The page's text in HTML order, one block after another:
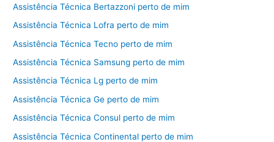
Assistência Técnica Bertazzoni perto de mim
Assistência Técnica Lofra perto de mim
Assistência Técnica Tecno perto de mim
Assistência Técnica Samsung perto de mim
Assistência Técnica Lg perto de mim
Assistência Técnica Ge perto de mim
Assistência Técnica Consul perto de mim
Assistência Técnica Continental perto de mim